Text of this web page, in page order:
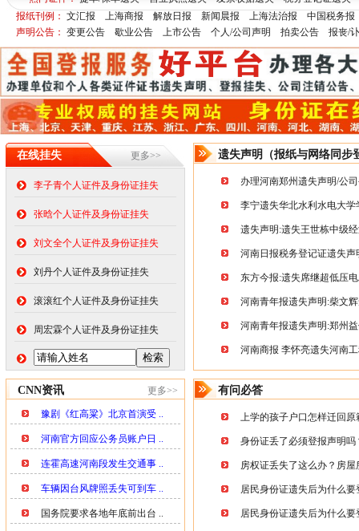
在线挂失 更多>>
李子青个人证件及身份证挂失
张晗个人证件及身份证挂失
刘文全个人证件及身份证挂失
刘丹个人证件及身份证挂失
滚滚红个人证件及身份证挂失
周宏霖个人证件及身份证挂失
遗失声明（报纸与网络同步
办理河南郑州遗失声明/公
李宁遗失华北水利水电大
河南日报税务登记证遗失
东方今报:遗失席继超低压
河南青年报遗失声明:柴文
河南青年报遗失声明:郑州
河南商报 李怀亮遗失河南
CNN资讯 更多>>
豫剧《红高粱》北京首演受 ..
河南官方回应公务员账户日 ..
连霍高速河南段发生交通事 ..
车辆因台风牌照丢失可到车 ..
国务院要求各地年底前出台 ..
公安部：公民身份证丢失无 ..
以前用弟弟的身份证签劳动 ..
审计署已开审河南宋基会
豫南水北调移民搬迁结束 ..
有问必答
上学的孩子户口怎样迁回原
身份证丢了必须登报声明吗
居民身份证遗失后为什么
居民身份证遗失后为什么
营业执照丢失了这么办？
上学的孩子户口怎样迁回原
房权证丢失了这么办？房
声明公告河南省认可的报纸